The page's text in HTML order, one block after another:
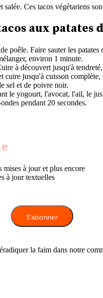
salée. Ces tacos végétariens
aux patates
poêle. Faire sauter les
environ 1 minute.
à découvert jusqu'à
cuire jusqu'à cuisson
sel et de poivre noir.
le yogourt, l'avocat, l'ail, le
pendant 20 secondes.
à jour et plus encore
à jour textuelles
la faim dans notre